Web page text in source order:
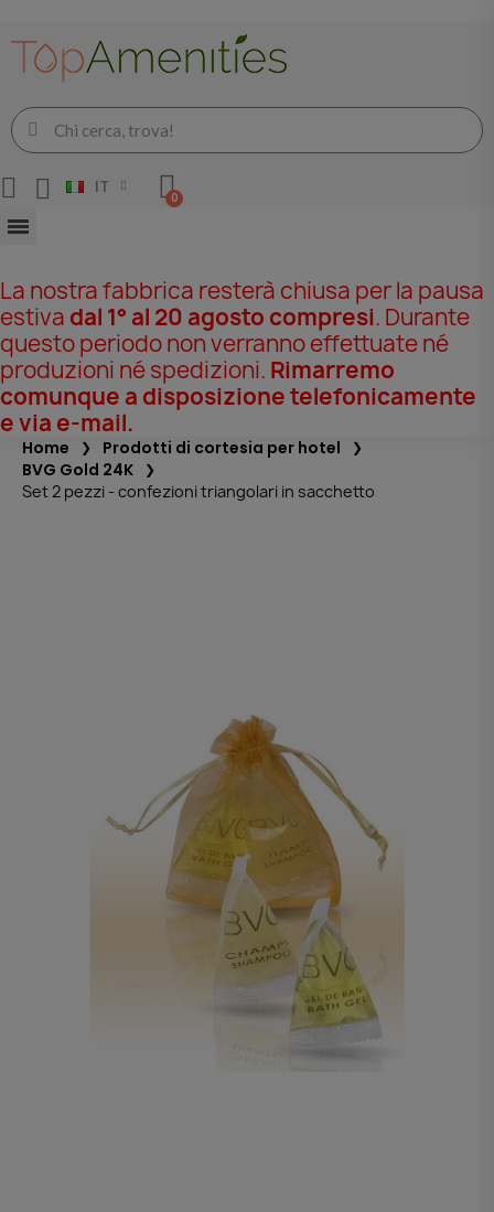
IT
La nostra fabbrica resterà chiusa per la pausa
estiva dal 1° al 20 agosto compresi. Durante
questo periodo non verranno effettuate né
produzioni né spedizioni. Rimarremo
comunque a disposizione telefonicamente
e via e-mail.
Home
Prodotti di cortesia per hotel
BVG Gold 24K
Set 2 pezzi - confezioni triangolari in sacchetto